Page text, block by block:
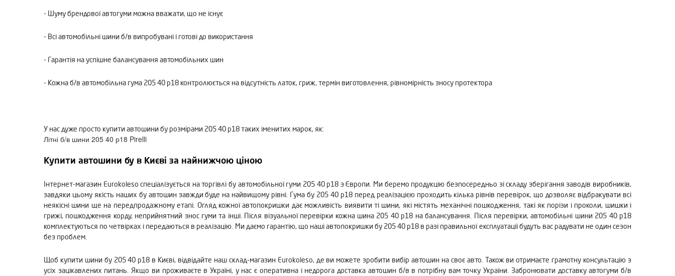
- Шуму брендової автогуми можна вважати, що не існує
- Всі автомобільні шини б/в випробувані і готові до використання
- Гарантія на успішне балансування автомобільних шин
- Кожна б/в автомобільна гума 205 40 р18 контролюється на відсутність латок, гриж, термін виготовлення, рівномірність зносу протектора
У нас дуже просто купити автошини бу розмірами 205 40 р18 таких іменитих марок, як:
Літні б/в шини 205 40 р18 Pirelli
Купити автошини бу в Києві за найнижчою ціною
Інтернет-магазин Eurokoleso спеціалізується на торгівлі бу автомобільної гуми 205 40 р18 з Європи. Ми беремо продукцію безпосередньо зі складу зберігання заводів виробників,
завдяки цьому якість наших бу автошин завжди буде на найвищому рівні. Гума бу 205 40 р18 перед реалізацією проходить кілька рівнів перевірок, що дозволяє відбракувати всі
неякісні шини ще на передпродажному етапі. Огляд кожної автопокришки дає можливість виявити ті шини, які містять механічні пошкодження, такі як порізи і проколи, шишки і
грижі, пошкодження корду, неприйнятний знос гуми та інші. Після візуальної перевірки кожна шина 205 40 р18 на балансування. Після перевірки, автомобільні шини 205 40 р18
комплектуються по четвірках і передаються в реалізацію. Ми даємо гарантію, що наші автопокришки бу 205 40 р18 в разі правильної експлуатації будуть вас радувати не один сезон
без проблем.
Щоб купити шини бу 205 40 р18 в Києві, відвідайте наш склад-магазин Eurokoleso, де ви можете зробити вибір автошин на своє авто. Також ви отримаєте грамотну консультацію з
усіх зацікавлених питань. Якщо ви проживаєте в Україні, у нас є оперативна і недорога доставка автошин б/в в потрібну вам точку України. Забронювати доставку автогуми б/в